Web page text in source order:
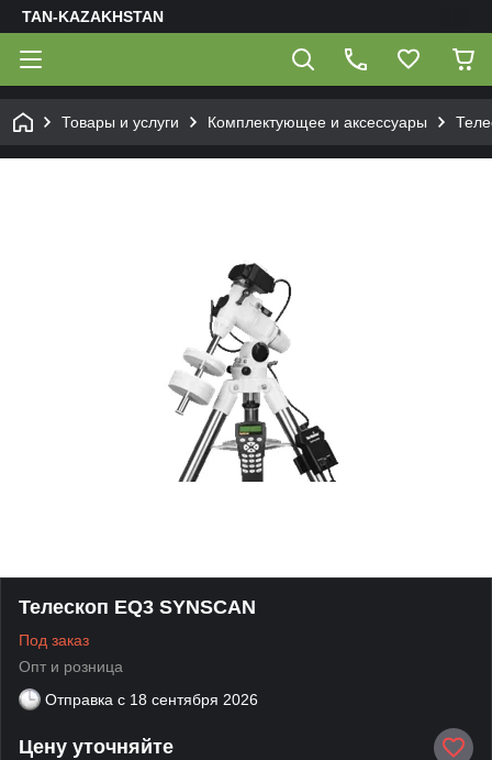
TAN-KAZAKHSTAN
Товары и услуги Комплектующее и аксессуары
Телескоп EQ3 SYNSCAN
Под заказ
Опт и розница
Отправка с 18 сентября 2026
Цену уточняйте